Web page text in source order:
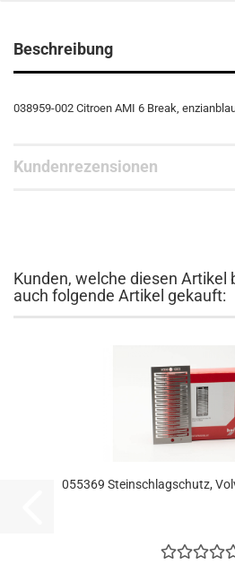
Beschreibung
038959-002 Citroen AMI 6 Break,
Kundenrezensionen
Kunden, welche diesen Artikel
auch folgende Artikel gekauft:
055369 Steinschlagschutz,